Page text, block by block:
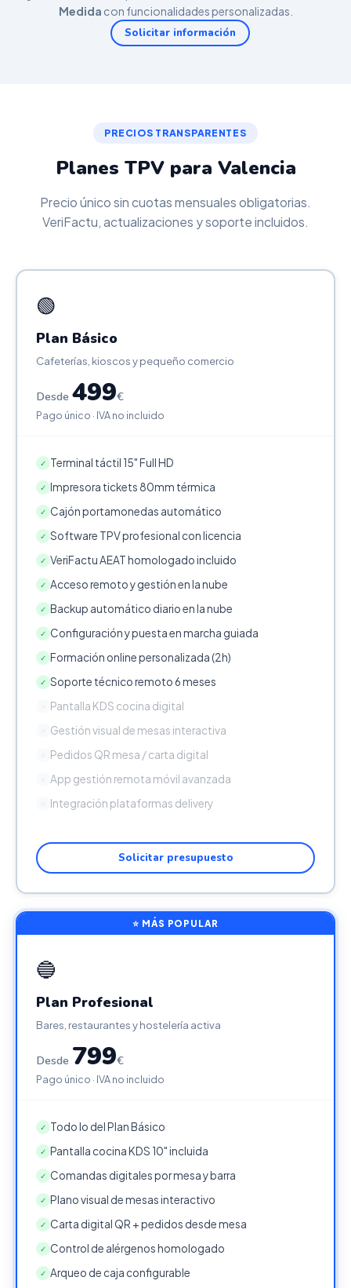
Medida con funcionalidades personalizadas.
Solicitar información
PRECIOS TRANSPARENTES
Planes TPV para Valencia
Precio único sin cuotas mensuales obligatorias.
VeriFactu, actualizaciones y soporte incluidos.
🟢
Plan Básico
Cafeterías, kioscos y pequeño comercio
Desde 499€
Pago único · IVA no incluido
✓ Terminal táctil 15" Full HD
✓ Impresora tickets 80mm térmica
✓ Cajón portamonedas automático
✓ Software TPV profesional con licencia
✓ VeriFactu AEAT homologado incluido
✓ Acceso remoto y gestión en la nube
✓ Backup automático diario en la nube
✓ Configuración y puesta en marcha guiada
✓ Formación online personalizada (2h)
✓ Soporte técnico remoto 6 meses
Pantalla KDS cocina digital
Gestión visual de mesas interactiva
Pedidos QR mesa / carta digital
App gestión remota móvil avanzada
Integración plataformas delivery
Solicitar presupuesto
⭐ MÁS POPULAR
🔵
Plan Profesional
Bares, restaurantes y hostelería activa
Desde 799€
Pago único · IVA no incluido
✓ Todo lo del Plan Básico
✓ Pantalla cocina KDS 10" incluida
✓ Comandas digitales por mesa y barra
✓ Plano visual de mesas interactivo
✓ Carta digital QR + pedidos desde mesa
✓ Control de alérgenos homologado
✓ Arqueo de caja configurable